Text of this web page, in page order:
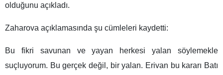
olduğunu açıkladı.
Zaharova açıklamasında şu cümleleri kaydetti:
Bu fikri savunan ve yayan herkesi yalan söylemekle
suçluyorum. Bu gerçek değil, bir yalan. Erivan bu kararı Batı